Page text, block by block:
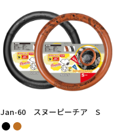
Jan-60 スヌーピーチア S